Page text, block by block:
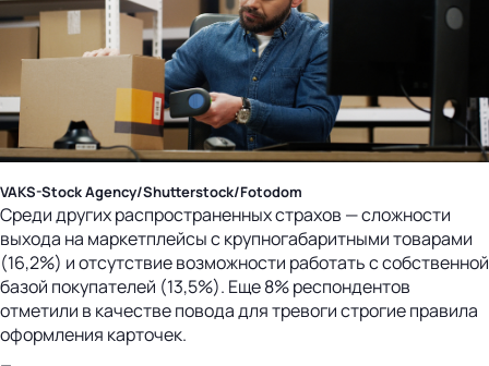
VAKS-Stock Agency/Shutterstock/Fotodom
Среди других распространенных страхов — сложности
выхода на маркетплейсы с крупногабаритными товарами
(16,2%) и отсутствие возможности работать с собственной
базой покупателей (13,5%). Еще 8% респондентов
отметили в качестве повода для тревоги строгие правила
оформления карточек.